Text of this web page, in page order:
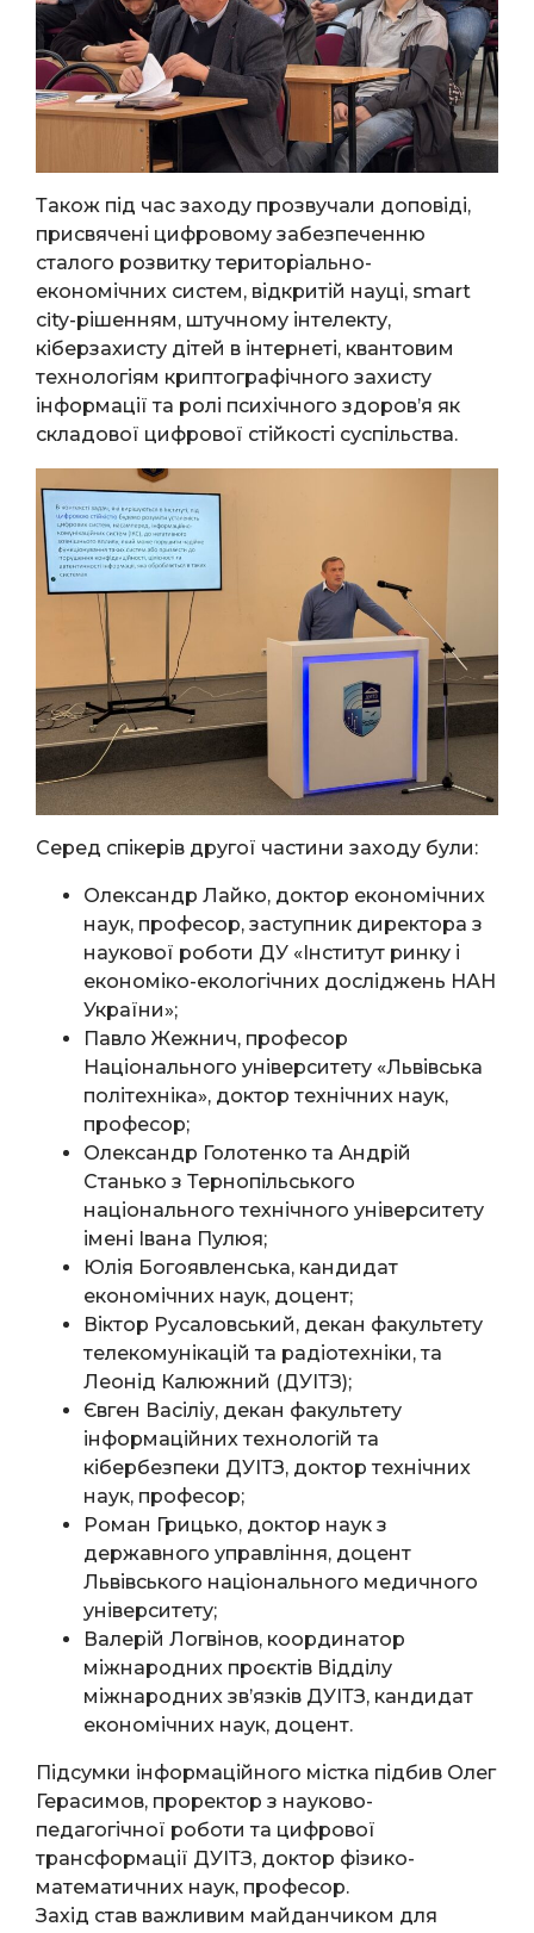
Також під час заходу прозвучали доповіді,
присвячені цифровому забезпеченню
сталого розвитку територіально-
економічних систем, відкритій науці, smart
city-рішенням, штучному інтелекту,
кіберзахисту дітей в інтернеті, квантовим
технологіям криптографічного захисту
інформації та ролі психічного здоров’я як
складової цифрової стійкості суспільства.
Серед спікерів другої частини заходу були:
Олександр Лайко, доктор економічних
наук, професор, заступник директора з
наукової роботи ДУ «Інститут ринку і
економіко-екологічних досліджень НАН
України»;
Павло Жежнич, професор
Національного університету «Львівська
політехніка», доктор технічних наук,
професор;
Олександр Голотенко та Андрій
Станько з Тернопільського
національного технічного університету
імені Івана Пулюя;
Юлія Богоявленська, кандидат
економічних наук, доцент;
Віктор Русаловський, декан факультету
телекомунікацій та радіотехніки, та
Леонід Калюжний (ДУІТЗ);
Євген Васіліу, декан факультету
інформаційних технологій та
кібербезпеки ДУІТЗ, доктор технічних
наук, професор;
Роман Грицько, доктор наук з
державного управління, доцент
Львівського національного медичного
університету;
Валерій Логвінов, координатор
міжнародних проєктів Відділу
міжнародних зв’язків ДУІТЗ, кандидат
економічних наук, доцент.
Підсумки інформаційного містка підбив Олег
Герасимов, проректор з науково-
педагогічної роботи та цифрової
трансформації ДУІТЗ, доктор фізико-
математичних наук, професор.
Захід став важливим майданчиком для